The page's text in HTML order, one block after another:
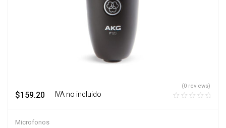
$159.20 ‎ ‎ ‎ IVA no incluido
(0 reviews)
Microfonos